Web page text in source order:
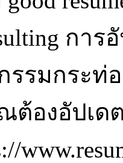
กา
รมกระท่
ต้องอัปเด